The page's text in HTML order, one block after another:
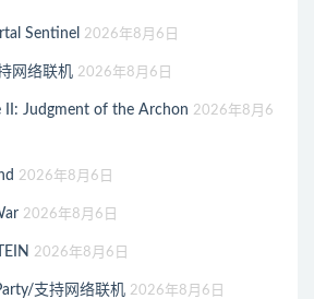
Sentinel 2026年8月6日
网络联机 2026年8月6日
II: Judgment of the Archon 2026年8月6
2026年8月6日
2026年8月6日
2026年8月6日
支持网络联机 2026年8月6日